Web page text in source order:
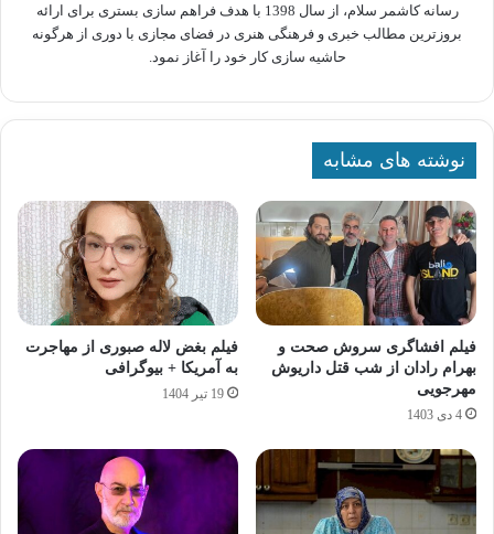
رسانه کاشمر سلام، از سال 1398 با هدف فراهم سازی بستری برای ارائه
بروزترین مطالب خبری و فرهنگی هنری در فضای مجازی با دوری از هرگونه
حاشیه سازی کار خود را آغاز نمود.
نوشته های مشابه
فیلم افشاگری سروش صحت و
بهرام رادان از شب قتل داریوش
مهرجویی
4 دی 1403
فیلم بغض لاله صبوری از مهاجرت
به آمریکا + بیوگرافی
19 تیر 1404